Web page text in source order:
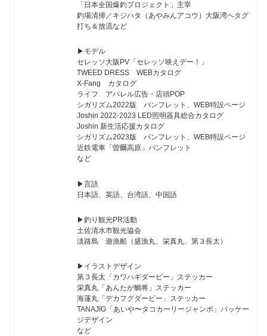
「日本全国爆釣プロジェクト」主宰
釣場清掃／キジハタ（あやみんアコウ）大阪湾へタグ
打ち＆放流など
▶︎モデル
セレッソ大阪PV「セレッソ映えデー！」
TWEED DRESS WEBカタログ
X-Fang カタログ
ライフ アパレル広告・店頭POP
シガリズム2022版 パンフレット、WEB特設ページ
Joshin 2022-2023 LED照明器具総合カタログ
Joshin 新生活応援カタログ
シガリズム2023版 パンフレット、WEB特設ページ
近鉄電車「曽爾高原」パンフレット
など
▶︎言語
日本語、英語、台湾語、中国語
▶︎釣り観光PR活動
土佐清水市観光協会
淡路島 遊漁船（盛漁丸、栄真丸、第３長太）
▶︎イラストデザイン
第３長太「カワハギダービー」ステッカー
栄真丸「あんたが鯛将」ステッカー
海蓮丸「デカフグダービー」ステッカー
TANAJIG「あいや〜タコカーリージャンボ」パッケー
ジデザイン
など